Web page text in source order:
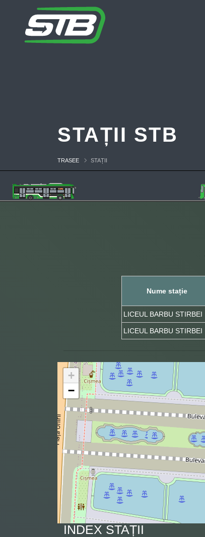
STAȚII STB
TRASEE STAȚII
Nume stație
LICEUL BARBU STIRBEI
LICEUL BARBU STIRBEI
+
−
INDEX STAȚII